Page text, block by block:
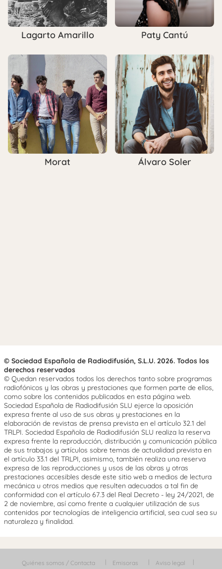
Lagarto Amarillo Paty Cantú
Morat Álvaro Soler
© Sociedad Española de Radiodifusión, S.L.U. 2026. Todos los
derechos reservados
© Quedan reservados todos los derechos tanto sobre programas
radiofónicos y las obras y prestaciones que formen parte de ellos,
como sobre los contenidos publicados en esta página web.
Sociedad Española de Radiodifusión SLU ejerce la oposición
expresa frente al uso de sus obras y prestaciones en la
elaboración de revistas de prensa prevista en el artículo 32.1 del
TRLPI. Sociedad Española de Radiodifusión SLU realiza la reserva
expresa frente la reproducción, distribución y comunicación pública
de sus trabajos y artículos sobre temas de actualidad prevista en
el artículo 33.1 del TRLPI, asimismo, también realiza una reserva
expresa de las reproducciones y usos de las obras y otras
prestaciones accesibles desde este sitio web a medios de lectura
mecánica u otros medios que resulten adecuados a tal fin de
conformidad con el artículo 67.3 del Real Decreto - ley 24/2021, de
2 de noviembre, así como frente a cualquier utilización de sus
contenidos por tecnologías de inteligencia artificial, sea cual sea su
naturaleza y finalidad.
Quiénes somos / Contacta Emisoras Aviso legal